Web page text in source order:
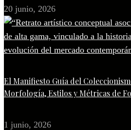
20 junio, 2026
El Manifiesto Guía del
Morfología, Estilos y Métricas de
1 junio, 2026